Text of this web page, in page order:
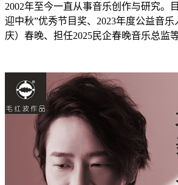
2002年至今一直从事音乐创作与研究。
迎中秋”优秀节目奖、2023年度公益音
庆）春晚、担任2025民企春晚音乐总监